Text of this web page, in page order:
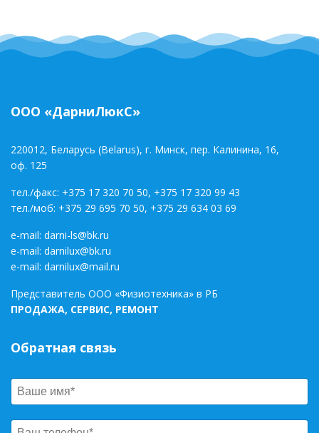
ООО «ДарниЛюкС»
220012, Беларусь (Belarus), г. Минск, пер. Калинина, 16,
оф. 125
тел./факс: +375 17 320 70 50, +375 17 320 99 43
тел./моб: +375 29 695 70 50, +375 29 634 03 69
e-mail: darni-ls@bk.ru
e-mail: darnilux@bk.ru
e-mail: darnilux@mail.ru
Представитель ООО «Физиотехника» в РБ
ПРОДАЖА, СЕРВИС, РЕМОНТ
Обратная связь